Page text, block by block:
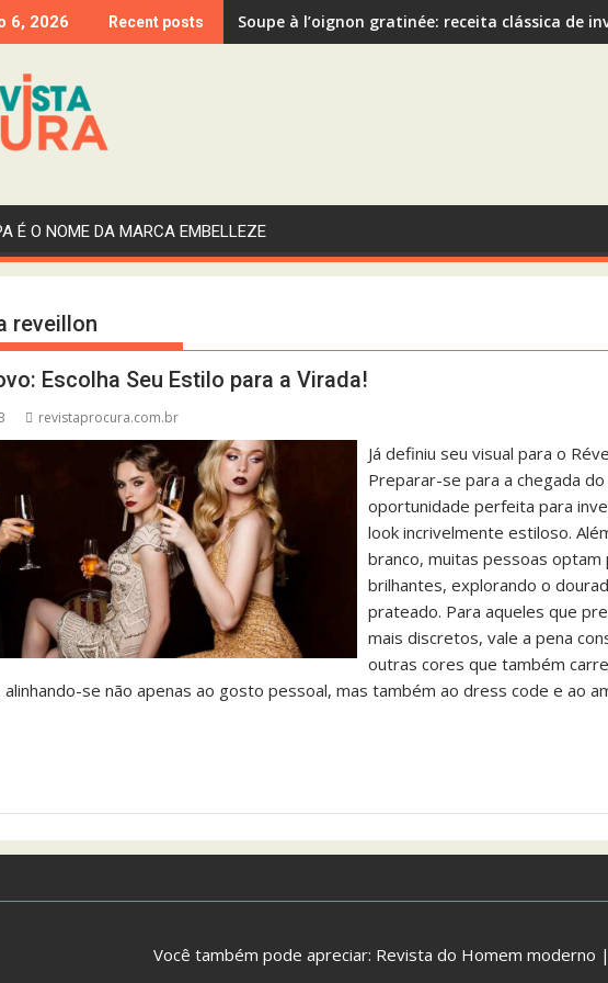
6, 2026 Recent posts Soupe à l’oignon gratinée: receita clássica de
Sopa de Abóbora com Gengibre: A Escolha
É O NOME DA MARCA EMBELLEZE
reveillon
Escolha Seu Estilo para a Virada!
revistaprocura.com.br
Já definiu seu visual para o
Preparar-se para a chegada
oportunidade perfeita para
look incrivelmente estiloso.
branco, muitas pessoas optam
brilhantes, explorando o
prateado. Para aqueles que
mais discretos, vale a pena
outras cores que também
se não apenas ao gosto pessoal, mas também ao dress code e ao
Você também pode apreciar: Revista do Homem moderno |